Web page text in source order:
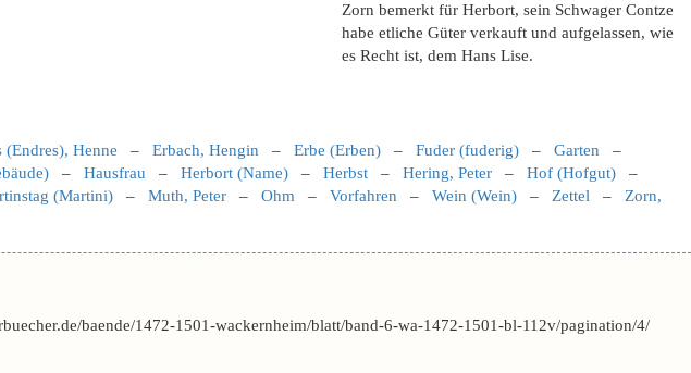
Zorn bemerkt für Herbort, sein Schwager Contze
habe etliche Güter verkauft und aufgelassen, wie
es Recht ist, dem Hans Lise.
(Endres), Henne – Erbach, Hengin – Erbe (Erben) – Fuder (fuderig) – Garten –
– Hausfrau – Herbort (Name) – Herbst – Hering, Peter – Hof (Hofgut) –
(Martini) – Muth, Peter – Ohm – Vorfahren – Wein (Wein) – Zettel – Zorn,
baende/1472-1501-wackernheim/blatt/band-6-wa-1472-1501-bl-112v/pagination/4/